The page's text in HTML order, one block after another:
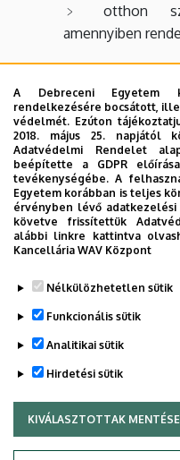
A Debreceni Egyetem
rendelkezésére bocsátott,
védelmét. Ezúton
2018. május 25. napjától
Adatvédelmi Rendelet
beépítette a GDPR
tevékenységébe. A
Egyetem korábban is teljes
érvényben lévő adatkezelési
követve frissítettük
alábbi linkre kattintva
Kancellária WAV Központ
Nélkülözhetetlen sütik
Funkcionális sütik
Analitikai sütik
Hirdetési sütik
KIVÁLASZTOTTAK MENTÉSE
WITHDRAW CONSENT
otthon
amennyiben
magával:
ékszereket
egyéb
nagyobb
alkoholos italt
Legutóbb frissítve: 2021. 10.
Adatvédelem